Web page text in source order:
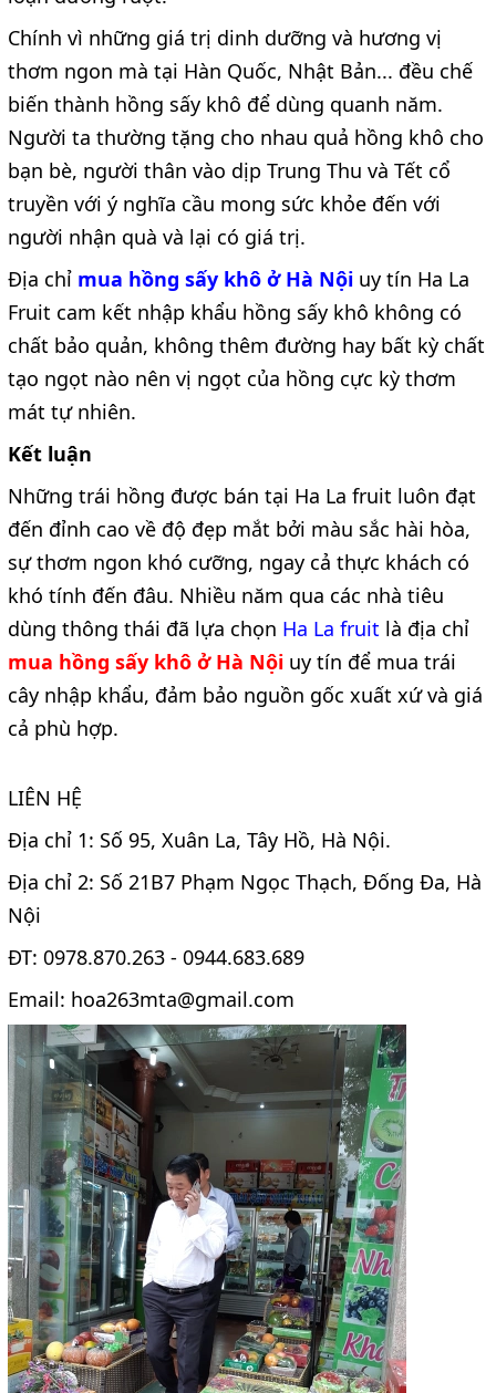
Chính vì những giá trị dinh dưỡng và hương vị
thơm ngon mà tại Hàn Quốc, Nhật Bản... đều chế
biến thành hồng sấy khô để dùng quanh năm.
Người ta thường tặng cho nhau quả hồng khô cho
bạn bè, người thân vào dịp Trung Thu và Tết cổ
truyền với ý nghĩa cầu mong sức khỏe đến với
người nhận quà và lại có giá trị.
Địa chỉ mua hồng sấy khô ở Hà Nội uy tín Ha La
Fruit cam kết nhập khẩu hồng sấy khô không có
chất bảo quản, không thêm đường hay bất kỳ chất
tạo ngọt nào nên vị ngọt của hồng cực kỳ thơm
mát tự nhiên.
Kết luận
Những trái hồng được bán tại Ha La fruit luôn đạt
đến đỉnh cao về độ đẹp mắt bởi màu sắc hài hòa,
sự thơm ngon khó cưỡng, ngay cả thực khách có
khó tính đến đâu. Nhiều năm qua các nhà tiêu
dùng thông thái đã lựa chọn Ha La fruit là địa chỉ
mua hồng sấy khô ở Hà Nội uy tín để mua trái
cây nhập khẩu, đảm bảo nguồn gốc xuất xứ và giá
cả phù hợp.
LIÊN HỆ
Địa chỉ 1: Số 95, Xuân La, Tây Hồ, Hà Nội.
Địa chỉ 2: Số 21B7 Phạm Ngọc Thạch, Đống Đa, Hà
Nội
ĐT: 0978.870.263 - 0944.683.689
Email: hoa263mta@gmail.com